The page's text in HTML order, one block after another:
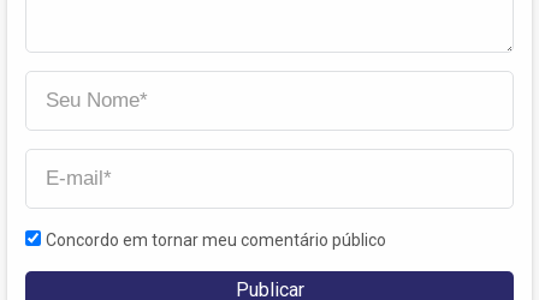
Concordo em tornar meu comentário público